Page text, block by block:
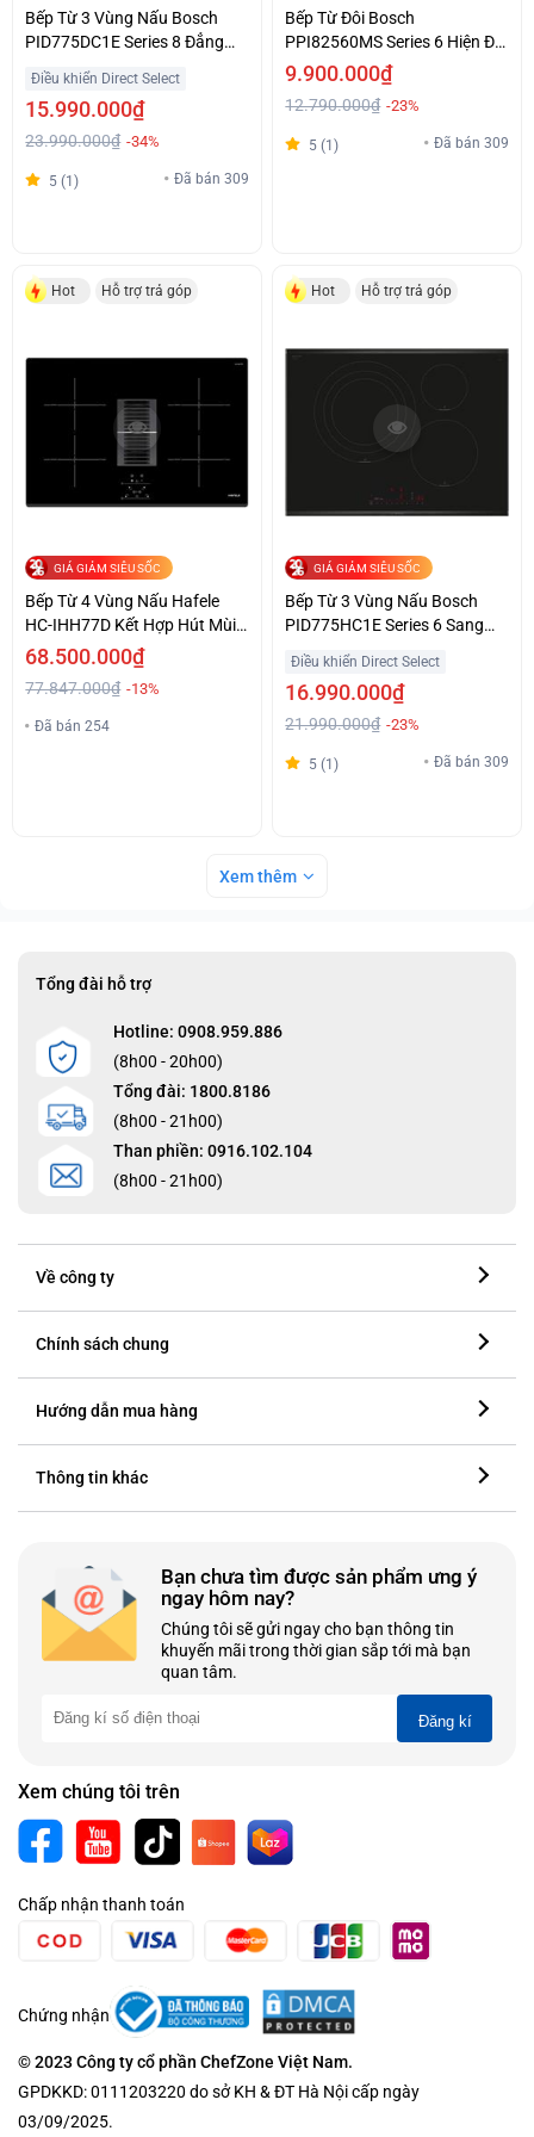
Bếp Từ 3 Vùng Nấu Bosch
PID775DC1E Series 8 Đẳng
Điều khiển Direct Select
15.990.000₫
23.990.000₫ -34%
5 (1) Đã bán 309
Bếp Từ Đôi Bosch
PPI82560MS Series 6 Hiện Đại
Giá Tốt
9.900.000₫
12.790.000₫ -23%
5 (1) Đã bán 309
Hot Hỗ trợ trả góp
GIÁ GIẢM SIÊU SỐC
Bếp Từ 4 Vùng Nấu Hafele
HC-IHH77D Kết Hợp Hút Mùi
Giá Tốt
68.500.000₫
77.847.000₫ -13%
Đã bán 254
Hot Hỗ trợ trả góp
GIÁ GIẢM SIÊU SỐC
Bếp Từ 3 Vùng Nấu Bosch
PID775HC1E Series 6 Sang
Điều khiển Direct Select
16.990.000₫
21.990.000₫ -23%
5 (1) Đã bán 309
Xem thêm
Tổng đài hỗ trợ
Hotline: 0908.959.886
(8h00 - 20h00)
Tổng đài: 1800.8186
(8h00 - 21h00)
Than phiền: 0916.102.104
(8h00 - 21h00)
Về công ty
Chính sách chung
Hướng dẫn mua hàng
Thông tin khác
Bạn chưa tìm được sản phẩm ưng ý
ngay hôm nay?
Chúng tôi sẽ gửi ngay cho bạn thông tin
khuyến mãi trong thời gian sắp tới mà bạn
quan tâm.
Đăng kí
Xem chúng tôi trên
Chấp nhận thanh toán
Chứng nhận
© 2023 Công ty cổ phần ChefZone Việt Nam.
GPDKKD: 0111203220 do sở KH & ĐT Hà Nội cấp ngày
03/09/2025.